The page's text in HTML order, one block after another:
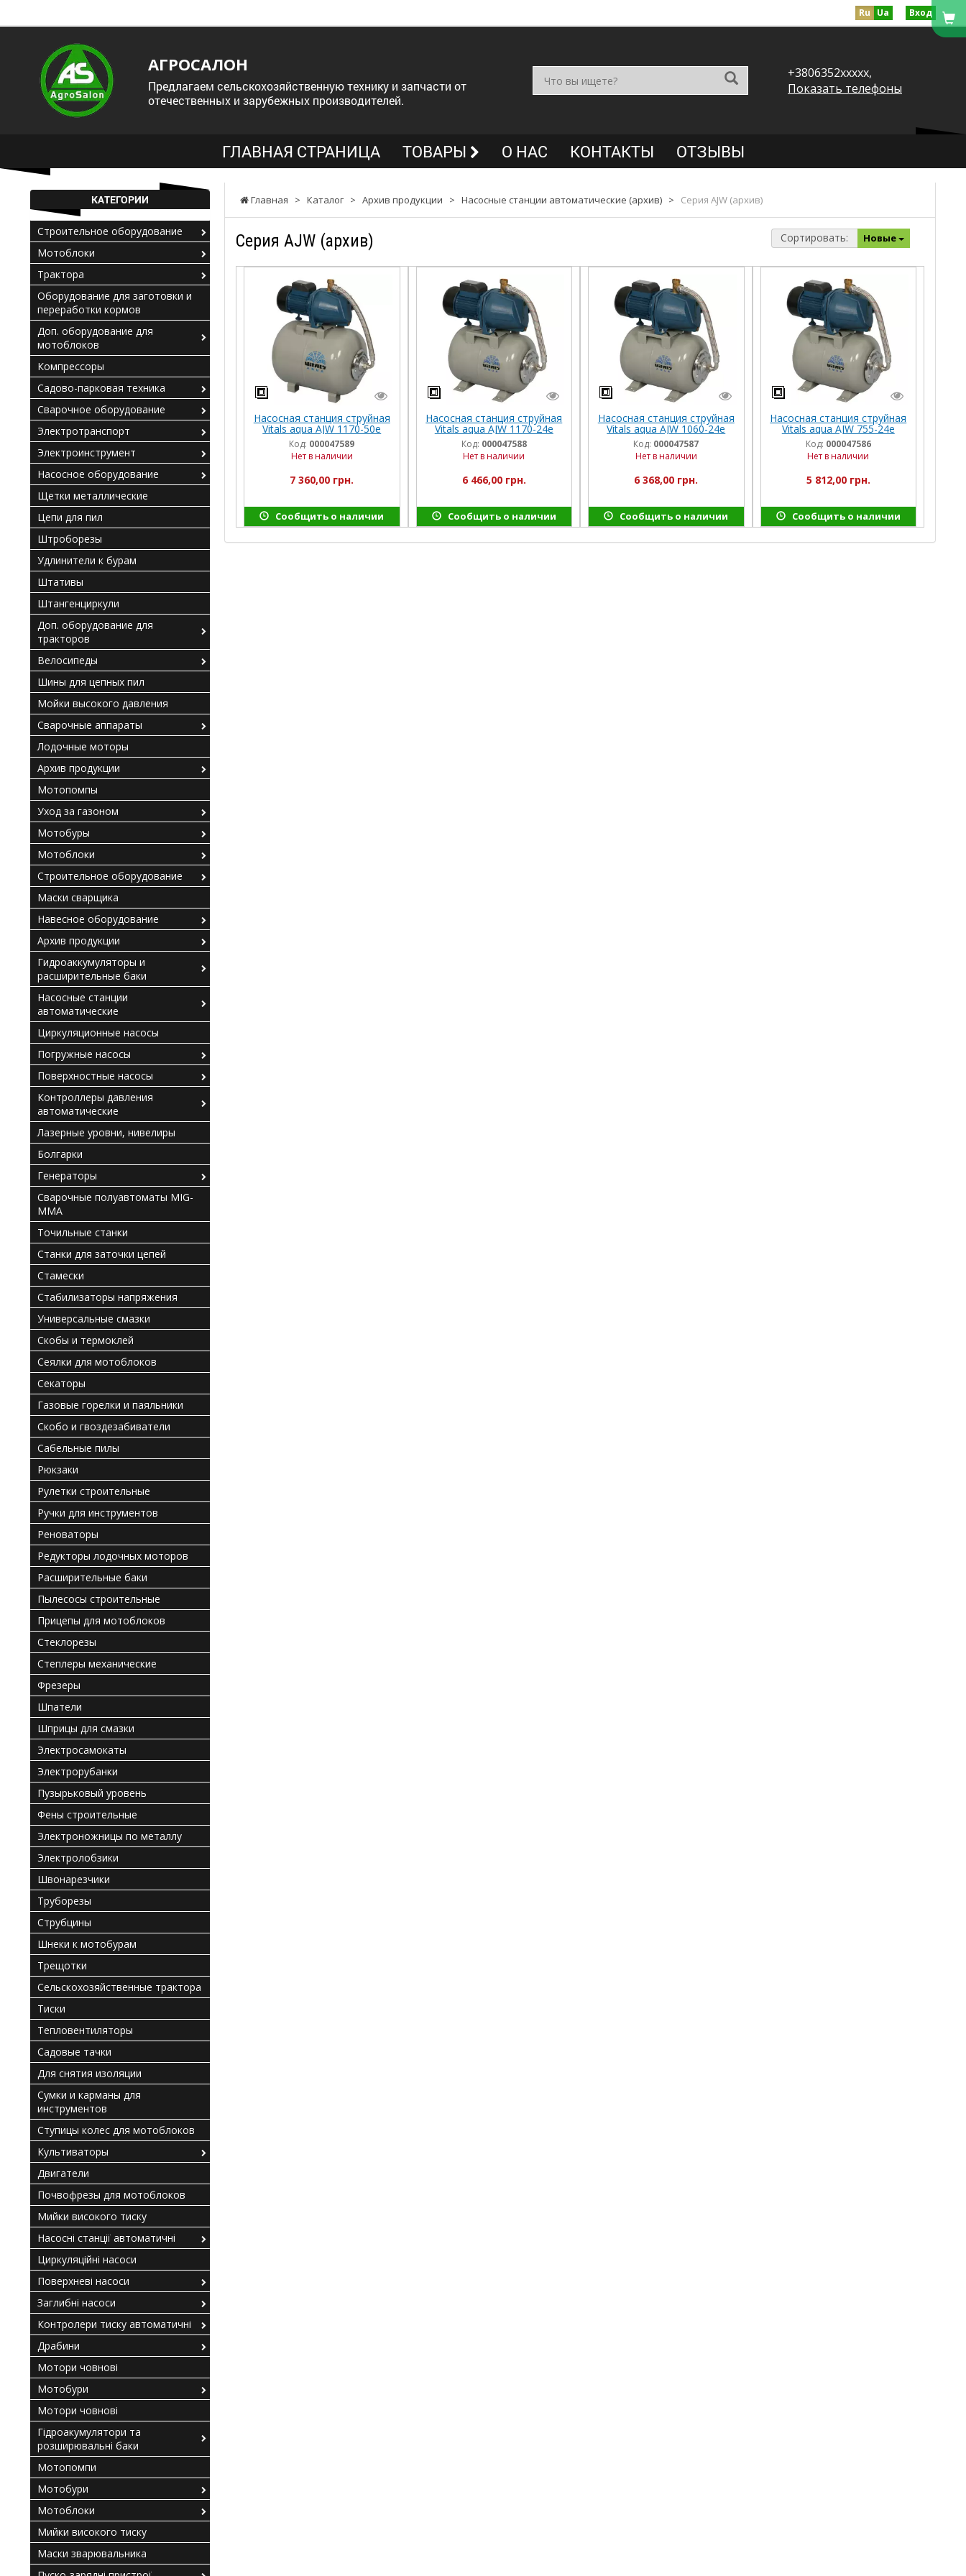
Ru Ua Вход
АГРОСАЛОН
Предлагаем сельскохозяйственную технику и запчасти от
отечественных и зарубежных производителей.
+3806352xxxxx,
Показать телефоны
ГЛАВНАЯ СТРАНИЦА ТОВАРЫ О НАС КОНТАКТЫ ОТЗЫВЫ
Главная > Каталог > Архив продукции > Насосные станции автоматические (архив) > Серия AJW (архив)
Серия AJW (архив) Сортировать: Новые
Насосная станция струйная
Vitals aqua AJW 1170-50e
Код: 000047589
Нет в наличии
7 360,00 грн.
Сообщить о наличии
Насосная станция струйная
Vitals aqua AJW 1170-24e
Код: 000047588
Нет в наличии
6 466,00 грн.
Сообщить о наличии
Насосная станция струйная
Vitals aqua AJW 1060-24e
Код: 000047587
Нет в наличии
6 368,00 грн.
Сообщить о наличии
Насосная станция струйная
Vitals aqua AJW 755-24e
Код: 000047586
Нет в наличии
5 812,00 грн.
Сообщить о наличии
КАТЕГОРИИ
Строительное оборудование
Мотоблоки
Трактора
Оборудование для заготовки и
переработки кормов
Доп. оборудование для
мотоблоков
Компрессоры
Садово-парковая техника
Сварочное оборудование
Электротранспорт
Электроинструмент
Насосное оборудование
Щетки металлические
Цепи для пил
Штроборезы
Удлинители к бурам
Штативы
Штангенциркули
Доп. оборудование для
тракторов
Велосипеды
Шины для цепных пил
Мойки высокого давления
Сварочные аппараты
Лодочные моторы
Архив продукции
Мотопомпы
Уход за газоном
Мотобуры
Мотоблоки
Строительное оборудование
Маски сварщика
Навесное оборудование
Архив продукции
Гидроаккумуляторы и
расширительные баки
Насосные станции
автоматические
Циркуляционные насосы
Погружные насосы
Поверхностные насосы
Контроллеры давления
автоматические
Лазерные уровни, нивелиры
Болгарки
Генераторы
Сварочные полуавтоматы MIG-
MMA
Точильные станки
Станки для заточки цепей
Стамески
Стабилизаторы напряжения
Универсальные смазки
Скобы и термоклей
Сеялки для мотоблоков
Секаторы
Газовые горелки и паяльники
Скобо и гвоздезабиватели
Сабельные пилы
Рюкзаки
Рулетки строительные
Ручки для инструментов
Реноваторы
Редукторы лодочных моторов
Расширительные баки
Пылесосы строительные
Прицепы для мотоблоков
Стеклорезы
Степлеры механические
Фрезеры
Шпатели
Шприцы для смазки
Электросамокаты
Электрорубанки
Пузырьковый уровень
Фены строительные
Электроножницы по металлу
Электролобзики
Швонарезчики
Труборезы
Струбцины
Шнеки к мотобурам
Трещотки
Сельскохозяйственные трактора
Тиски
Тепловентиляторы
Садовые тачки
Для снятия изоляции
Сумки и карманы для
инструментов
Ступицы колес для мотоблоков
Культиваторы
Двигатели
Почвофрезы для мотоблоков
Мийки високого тиску
Насосні станції автоматичні
Циркуляційні насоси
Поверхневі насоси
Заглибні насоси
Контролери тиску автоматичні
Драбини
Мотори човнові
Мотобури
Мотори човнові
Гідроакумулятори та
розширювальні баки
Мотопомпи
Мотобури
Мотоблоки
Мийки високого тиску
Маски зварювальника